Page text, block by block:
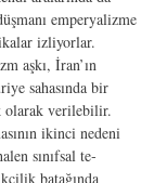
emperyalizme
izliyorlar.
aşkı, İran’ın
sahasında bir
olarak verilebilir.
ikinci nedeni
sınıfsal te­
batağında